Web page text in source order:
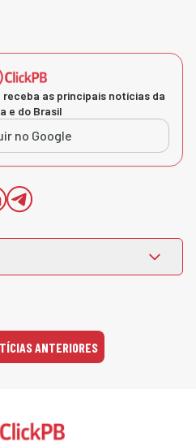
receba as principais notícias da
e do Brasil
no Google
ANTERIORES